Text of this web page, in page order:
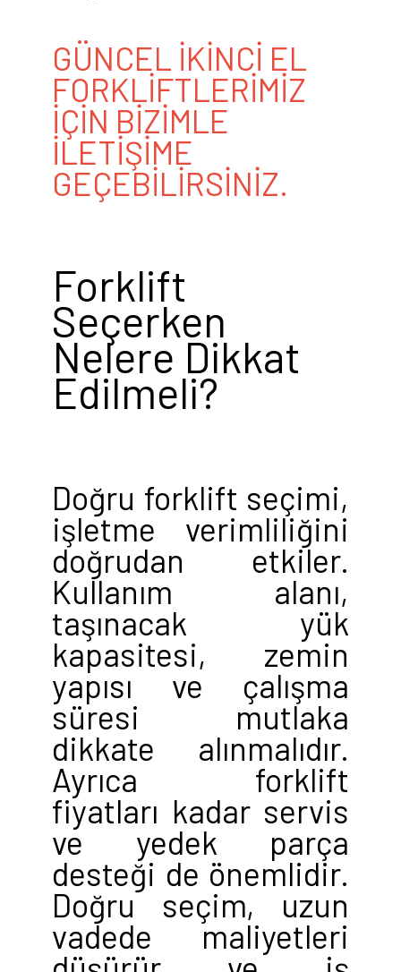
GÜNCEL İKİNCİ EL
FORKLİFTLERİMİZ
İÇİN BİZİMLE
İLETİŞİME
GEÇEBİLİRSİNİZ.
Forklift
Seçerken
Nelere Dikkat
Edilmeli?
Doğru forklift seçimi,
işletme verimliliğini
doğrudan etkiler.
Kullanım alanı,
taşınacak yük
kapasitesi, zemin
yapısı ve çalışma
süresi mutlaka
dikkate alınmalıdır.
Ayrıca forklift
fiyatları kadar servis
ve yedek parça
desteği de önemlidir.
Doğru seçim, uzun
vadede maliyetleri